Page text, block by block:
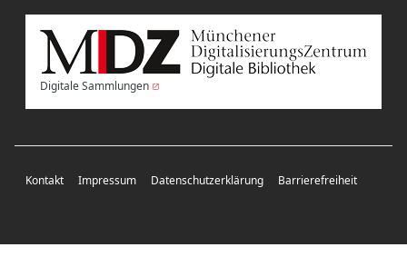
Digitale Sammlungen
Kontakt Impressum Datenschutzerklärung Barrierefreiheit